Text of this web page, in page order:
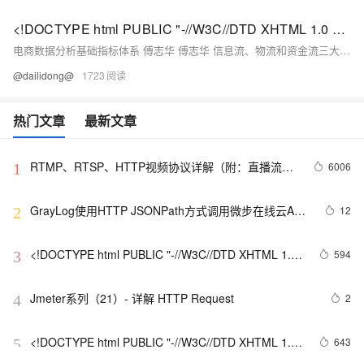
<!DOCTYPE html PUBLIC "-//W3C//DTD XHTML 1.0 Transitional//EN" "http://www.w3.org/TR/xhtml1/DTD/xhtml1-strict.dtd"> <html><head><meta http-equiv="Cont
电商数据分析基础指标体系 傅志华 傅志华 信息流、物流和资金流三大平台是电子商务的三个最为重要的平台。而电子商务信息系统最核心的能力是大数据能力，包括大数据处理、数据分析和数据挖掘能力。
@dailidong@ 1723
热门文章 最新文章
1
RTMP、RTSP、HTTP视频协议详解（附：直播流地
6006
2 GrayLog使用HTTP JSONPath方式调用微步在线云API
12
3
<!DOCTYPE html PUBLIC "-//W3C//DTD XHTML 1.0
"http://www.w3.org/TR/xhtml1/DTD/xhtml1-strict.dtd">
594
4 2
5
<!DOCTYPE html PUBLIC "-//W3C//DTD XHTML 1.0
643